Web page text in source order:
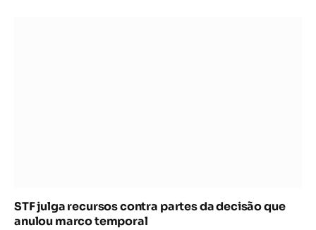
STF julga recursos contra partes da decisão que
anulou marco temporal